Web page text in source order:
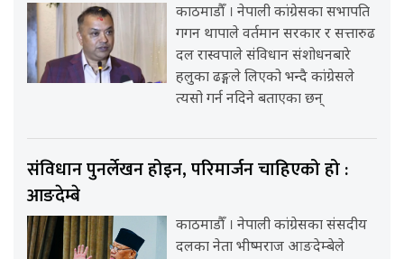
काठमाडौँ । नेपाली कांग्रेसका सभापति
गगन थापाले वर्तमान सरकार र सत्तारुढ
दल रास्वपाले संविधान संशोधनबारे
हलुका ढङ्गले लिएको भन्दै कांग्रेसले
त्यसो गर्न नदिने बताएका छन्
संविधान पुनर्लेखन होइन, परिमार्जन चाहिएको हो :
आङदेम्बे
काठमाडौँ । नेपाली कांग्रेसका संसदीय
दलका नेता भीष्मराज आङदेम्बेले